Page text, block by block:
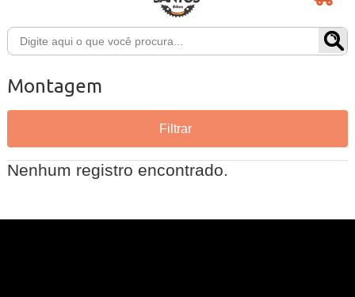
Montagem
Filtrar
Nenhum registro encontrado.